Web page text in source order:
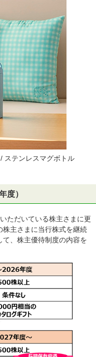
テンレスマグボトル
度）
ただいている株主さまに更
株主さまに当行株式を継続
、株主優待制度の内容を